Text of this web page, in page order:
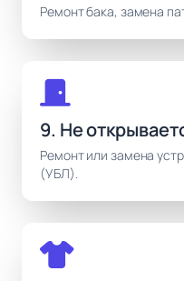
Ремонт бака, замена
9. Не
Ремонт или замена
(УБЛ).